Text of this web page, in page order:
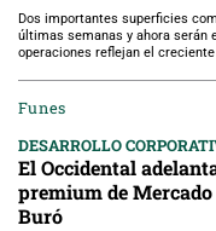
Dos importantes superficies
últimas semanas y ahora serán
operaciones reflejan el
Funes
DESARROLLO
El Occidental
premium de
Buró